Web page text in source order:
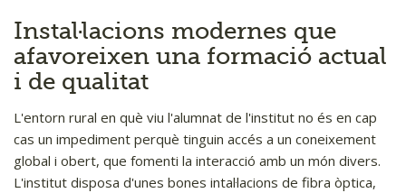
Instal·lacions modernes que
afavoreixen una formació actual
i de qualitat
L'entorn rural en què viu l'alumnat de l'institut no és en cap
cas un impediment perquè tinguin accés a un coneixement
global i obert, que fomenti la interacció amb un món divers.
L'institut disposa d'unes bones intal·lacions de fibra òptica,